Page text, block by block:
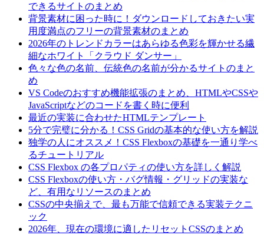
できるサイトのまとめ
背景素材に困った時に！ダウンロードしておきたい実
用度満点のフリーの背景素材のまとめ
2026年のトレンドカラーはあらゆる色彩を輝かせる繊
細なホワイト「クラウド ダンサー」
色々な色の名前、伝統色の名前が分かるサイトのまと
め
VS Codeのおすすめ機能拡張のまとめ、HTMLやCSSや
JavaScriptなどのコードを書く時に便利
最近の実装に合わせたHTMLテンプレート
5分で完璧に分かる！CSS Gridの基本的な使い方を解説
独学の人にオススメ！CSS Flexboxの基礎を一通り学べ
るチュートリアル
CSS Flexbox の各プロパティの使い方を詳しく解説
CSS Flexboxの使い方・バグ情報・グリッドの実装な
ど、有用なリソースのまとめ
CSSの中央揃えで、最も万能で信頼できる実装テクニ
ック
2026年、現在の環境に適したリセットCSSのまとめ